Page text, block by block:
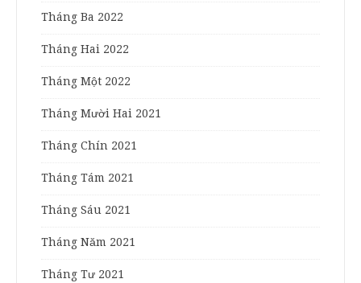
Tháng Ba 2022
Tháng Hai 2022
Tháng Một 2022
Tháng Mười Hai 2021
Tháng Chín 2021
Tháng Tám 2021
Tháng Sáu 2021
Tháng Năm 2021
Tháng Tư 2021